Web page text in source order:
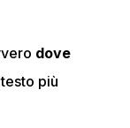
dove
più